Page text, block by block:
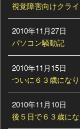
視覚障害向けクラ
2010年11月27日
パソコン騒動記
2010年11月15日
ついに６３歳にな
2010年11月10日
後５日で６３歳に